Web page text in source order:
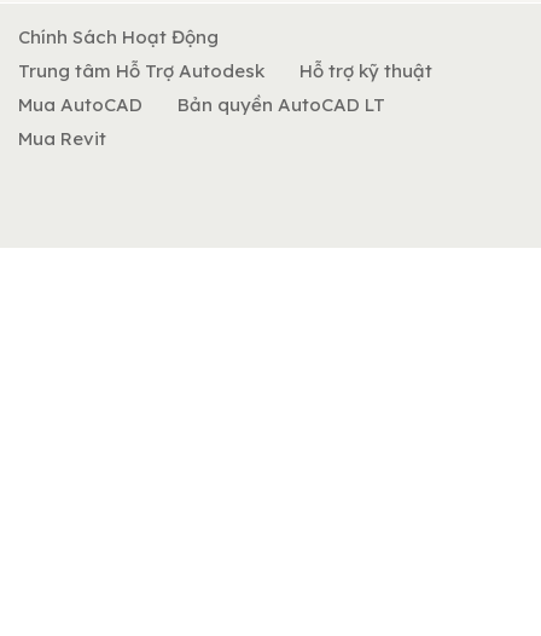
Chính Sách Hoạt Động
Trung tâm Hỗ Trợ Autodesk
Hỗ trợ kỹ thuật
Mua AutoCAD
Bản quyền AutoCAD LT
Mua Revit